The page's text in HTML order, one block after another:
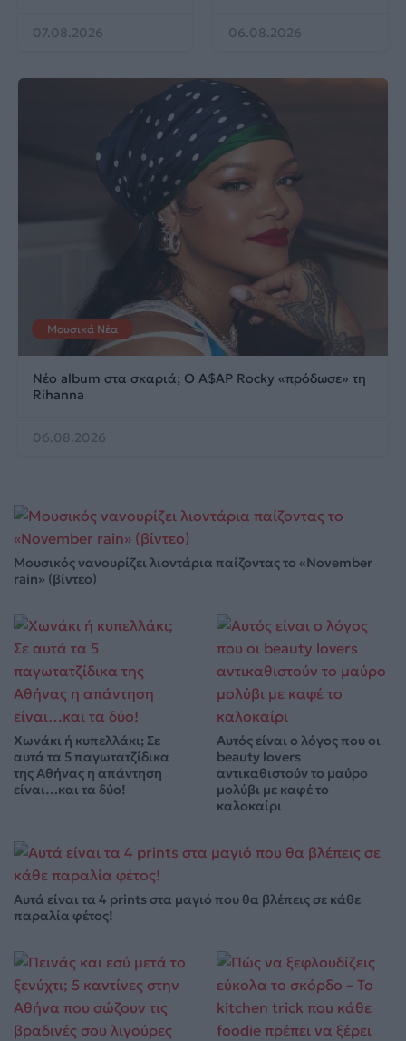
07.08.2026 06.08.2026
Μουσικά Νέα
Νέο album στα σκαριά; Ο A$AP Rocky «πρόδωσε» τη
Rihanna
06.08.2026
Μουσικός νανουρίζει λιοντάρια παίζοντας το «November
rain» (βίντεο)
Χωνάκι ή κυπελλάκι; Σε
αυτά τα 5 παγωτατζίδικα
της Αθήνας η απάντηση
είναι…και τα δύο!
Αυτός είναι ο λόγος που οι
beauty lovers
αντικαθιστούν το μαύρο
μολύβι με καφέ το
καλοκαίρι
Αυτά είναι τα 4 prints στα μαγιό που θα βλέπεις σε κάθε
παραλία φέτος!